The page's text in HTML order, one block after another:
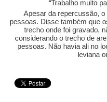
“Trabalho muito
Apesar da repercussão,
pessoas. Disse também que
trecho onde foi gravado,
considerando o trecho de
pessoas. Não havia ali no
leviana